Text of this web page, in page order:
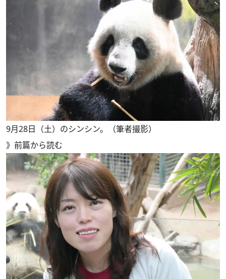
9月28日（土）のシンシン。（筆者撮影）
》 前篇から読む